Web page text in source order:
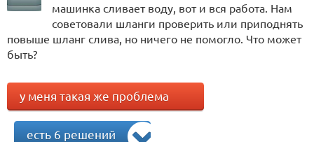
машинка сливает воду, вот и вся работа. Нам
советовали шланги проверить или приподнять
повыше шланг слива, но ничего не помогло. Что может
быть?
у меня такая же проблема
есть 6 решений